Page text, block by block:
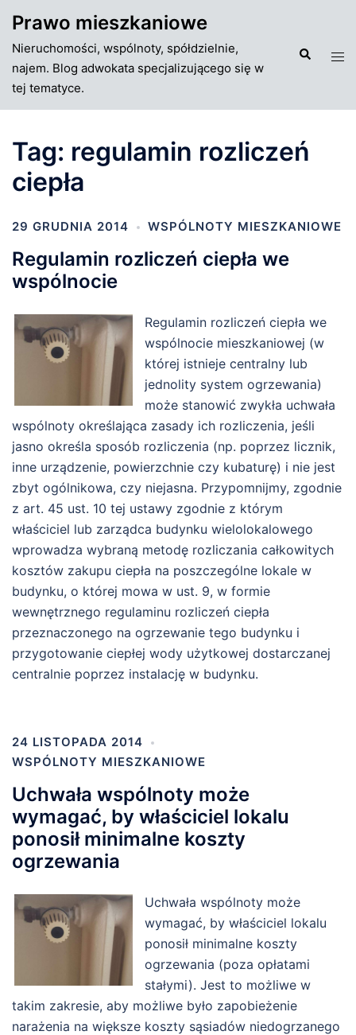
do
treści
Prawo mieszkaniowe
Nieruchomości, wspólnoty, spółdzielnie,
najem. Blog adwokata specjalizującego się w
tej tematyce.
Szukaj
Tag: regulamin rozliczeń
ciepła
29 GRUDNIA 2014 WSPÓLNOTY MIESZKANIOWE
Regulamin rozliczeń ciepła we
wspólnocie
Regulamin rozliczeń ciepła we
wspólnocie mieszkaniowej (w
której istnieje centralny lub
jednolity system ogrzewania)
może stanowić zwykła uchwała
wspólnoty określająca zasady ich rozliczenia, jeśli
jasno określa sposób rozliczenia (np. poprzez licznik,
inne urządzenie, powierzchnie czy kubaturę) i nie jest
zbyt ogólnikowa, czy niejasna. Przypomnijmy, zgodnie
z art. 45 ust. 10 tej ustawy zgodnie z którym
właściciel lub zarządca budynku wielolokalowego
wprowadza wybraną metodę rozliczania całkowitych
kosztów zakupu ciepła na poszczególne lokale w
budynku, o której mowa w ust. 9, w formie
wewnętrznego regulaminu rozliczeń ciepła
przeznaczonego na ogrzewanie tego budynku i
przygotowanie ciepłej wody użytkowej dostarczanej
centralnie poprzez instalację w budynku.
24 LISTOPADA 2014
WSPÓLNOTY MIESZKANIOWE
Uchwała wspólnoty może
wymagać, by właściciel lokalu
ponosił minimalne koszty
ogrzewania
Uchwała wspólnoty może
wymagać, by właściciel lokalu
ponosił minimalne koszty
ogrzewania (poza opłatami
stałymi). Jest to możliwe w
takim zakresie, aby możliwe było zapobieżenie
narażenia na większe koszty sąsiadów niedogrzanego